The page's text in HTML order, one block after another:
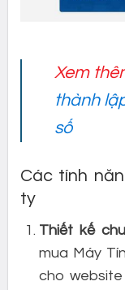
Xem
thành
số
Các tính
ty
Thiết kế
mua Máy
cho